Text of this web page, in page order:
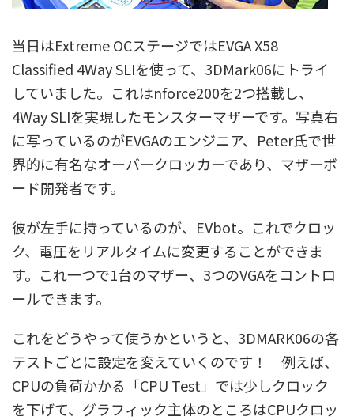
当日はExtreme OCステージではEVGA X58
Classified 4Way SLIを使って、3DMark06にトライ
していました。これはnforce200を2つ搭載し、
4Way SLIを実現したモンスターマザーです。写真右
に写っているのがEVGAのエンジニア、Peter氏で世
界的に有名なオーバークロッカーであり、マザーボ
ード開発者です。
彼が左手に持っているのが、EVbot。これでクロッ
ク、電圧をリアルタイムに変更することができま
す。これ一つで1台のマザー、3つのVGAをコントロ
ールできます。
これをどうやって使うかというと、3DMARK06の各
テストごとに設定を変えていくのです！ 例えば、
CPUの負荷かかる「CPU Test」では少しクロック
を下げて、グラフィック主体のところはCPUクロッ